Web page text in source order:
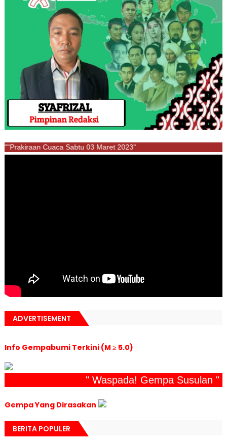
""Prakiraan Cuaca Sabtu 03 Maret 2023"
ADVERTISEMENT
Info Gempabumi Terkini (M ≥ 5.0)
" Waspada! Gempa Susulan "
Gempa Yang Dirasakan
BERITA POPULER